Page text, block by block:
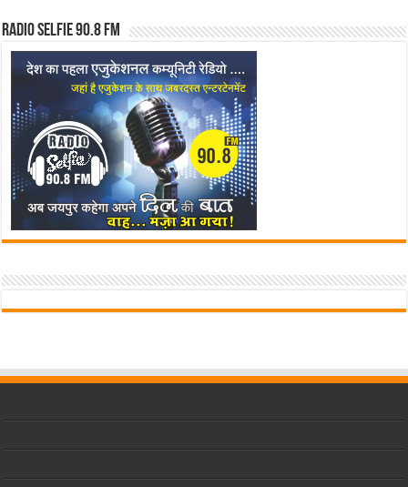
Radio Selfie 90.8 FM